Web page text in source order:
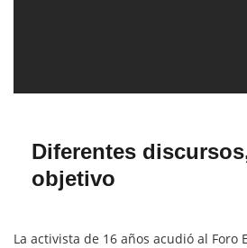
Diferentes
objetivo
La activista de 16 años acudió al Foro